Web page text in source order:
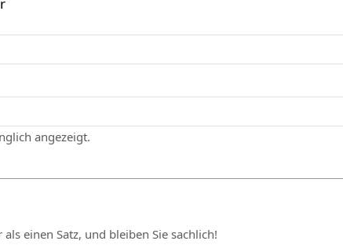
angezeigt.
als einen Satz, und bleiben Sie sachlich!